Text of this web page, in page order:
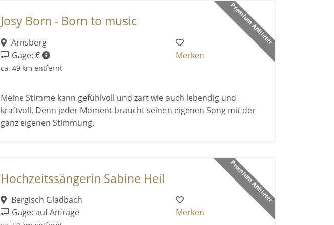
Premium Anbieter
Josy Born - Born to music
Arnsberg
Gage: €
ca. 49 km entfernt
Merken
Meine Stimme kann gefühlvoll und zart wie auch lebendig und
kraftvoll. Denn jeder Moment braucht seinen eigenen Song mit der
ganz eigenen Stimmung.
Premium Anbieter
Hochzeitssängerin Sabine Heil
Bergisch Gladbach
Gage: auf Anfrage
Merken